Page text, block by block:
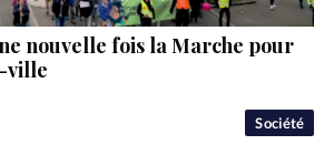
Société
nouvelle fois la Marche pour
ville